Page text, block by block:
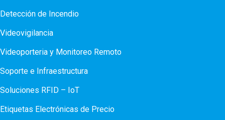
Detección de Incendio
Videovigilancia
Videoporteria y Monitoreo Remoto
Soporte e Infraestructura
Soluciones RFID – IoT
Etiquetas Electrónicas de Precio